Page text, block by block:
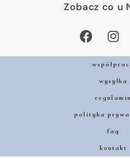
Zobacz co u
wysyłka
regulamin
polityka
faq
kontakt